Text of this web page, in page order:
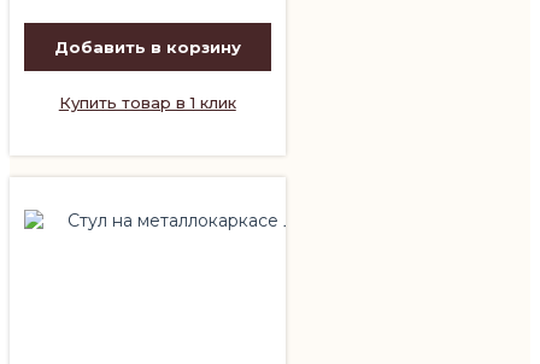
Добавить в корзину
Купить товар в 1 клик